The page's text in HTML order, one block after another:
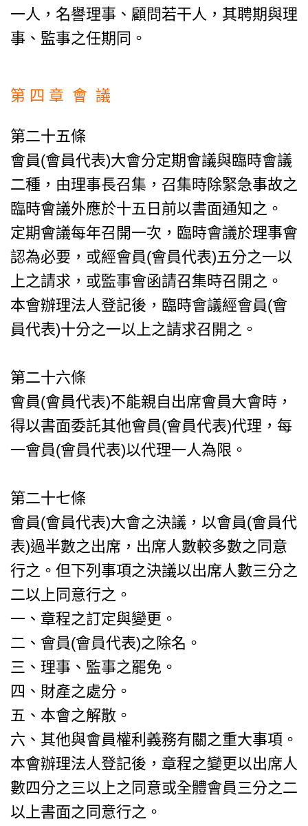
一人，名譽理事、顧問若干人，其聘期與理
事、監事之任期同。
第 四 章 會 議
第二十五條
會員(會員代表)大會分定期會議與臨時會議
二種，由理事長召集，召集時除緊急事故之
臨時會議外應於十五日前以書面通知之。
定期會議每年召開一次，臨時會議於理事會
認為必要，或經會員(會員代表)五分之一以
上之請求，或監事會函請召集時召開之。
本會辦理法人登記後，臨時會議經會員(會
員代表)十分之一以上之請求召開之。
第二十六條
會員(會員代表)不能親自出席會員大會時，
得以書面委託其他會員(會員代表)代理，每
一會員(會員代表)以代理一人為限。
第二十七條
會員(會員代表)大會之決議，以會員(會員代
表)過半數之出席，出席人數較多數之同意
行之。但下列事項之決議以出席人數三分之
二以上同意行之。
一、章程之訂定與變更。
二、會員(會員代表)之除名。
三、理事、監事之罷免。
四、財產之處分。
五、本會之解散。
六、其他與會員權利義務有關之重大事項。
本會辦理法人登記後，章程之變更以出席人
數四分之三以上之同意或全體會員三分之二
以上書面之同意行之。